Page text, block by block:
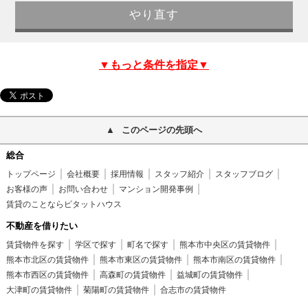
▼もっと条件を指定▼
このページの先頭へ
総合
トップページ 会社概要 採用情報 スタッフ紹介
スタッフブログ
お客様の声
お問い合わせ
マンション開発事例
賃貸のことならピタットハウス
不動産を借りたい
賃貸物件を探す 学区で探す 町名で探す
熊本市中央区の賃貸物件
熊本市北区の賃貸物件
熊本市東区の賃貸物件
熊本市南区の賃貸物件
熊本市西区の賃貸物件
高森町の賃貸物件
益城町の賃貸物件
大津町の賃貸物件
菊陽町の賃貸物件 合志市の賃貸物件